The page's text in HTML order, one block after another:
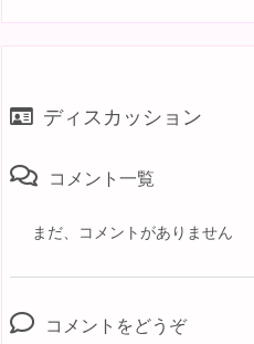
ディスカッション
コメント一覧
まだ、コメントがありません
コメントをどうぞ